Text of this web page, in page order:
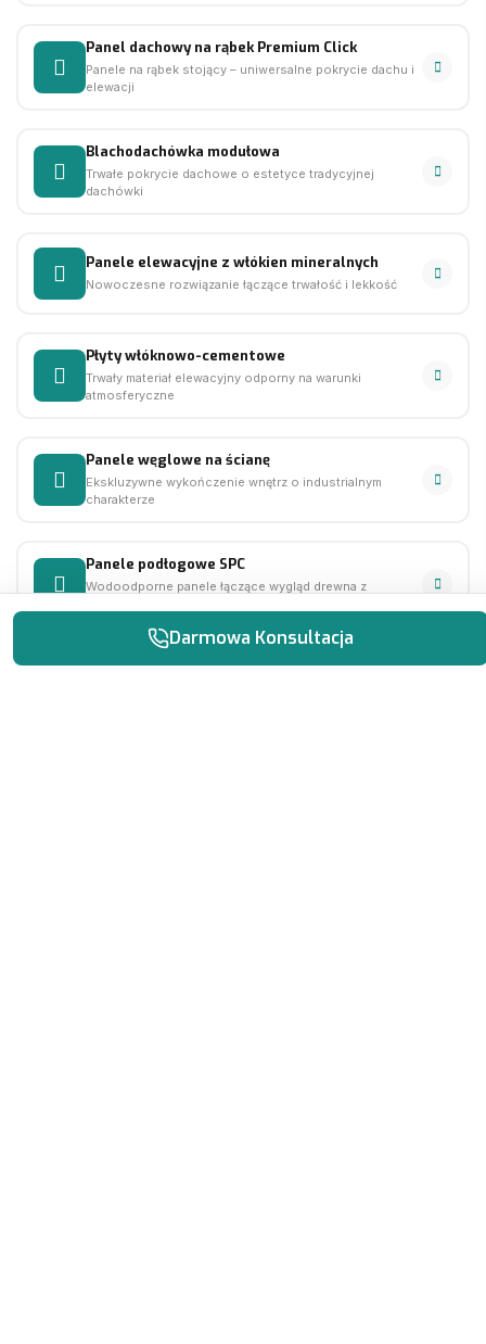
Panel dachowy na rąbek Premium Click
Panele na rąbek stojący – uniwersalne pokrycie dachu i
elewacji
Blachodachówka modułowa
Trwałe pokrycie dachowe o estetyce tradycyjnej
dachówki
Panele elewacyjne z włókien mineralnych
Nowoczesne rozwiązanie łączące trwałość i lekkość
Płyty włóknowo-cementowe
Trwały materiał elewacyjny odporny na warunki
atmosferyczne
Panele węglowe na ścianę
Ekskluzywne wykończenie wnętrz o industrialnym
charakterze
Panele podłogowe SPC
Wodoodporne panele łączące wygląd drewna z
Płytki ceramiczne na podłogę